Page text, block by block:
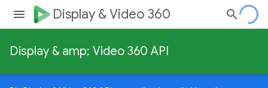
Display & Video 360
Display & amp; Video 360 API